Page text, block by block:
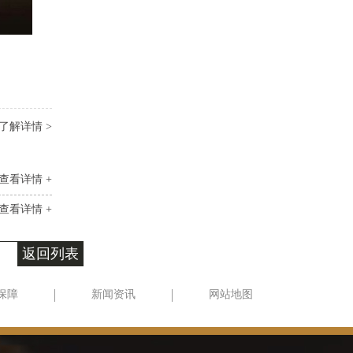
解详情 >
看详情 +
看详情 +
返回列表
障 新闻资讯 网站地图